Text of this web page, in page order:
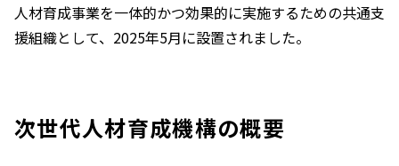
人材育成事業を一体的かつ効果的に実施するための共通支
援組織として、2025年5月に設置されました。
次世代人材育成機構の概要